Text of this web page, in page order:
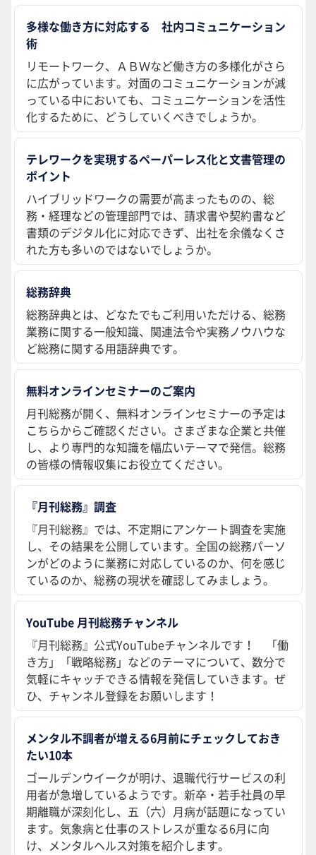
多様な働き方に対応する 社内コミュニケーション
術
リモートワーク、ＡＢＷなど働き方の多様化がさら
に広がっています。対面のコミュニケーションが減
っている中においても、コミュニケーションを活性
化するために、どうしていくべきでしょうか。
テレワークを実現するペーパーレス化と文書管理の
ポイント
ハイブリッドワークの需要が高まったものの、総
務・経理などの管理部門では、請求書や契約書など
書類のデジタル化に対応できず、出社を余儀なくさ
れた方も多いのではないでしょうか。
総務辞典
総務辞典とは、どなたでもご利用いただける、総務
業務に関する一般知識、関連法令や実務ノウハウな
ど総務に関する用語辞典です。
無料オンラインセミナーのご案内
月刊総務が開く、無料オンラインセミナーの予定は
こちらからご確認ください。さまざまな企業と共催
し、より専門的な知識を幅広いテーマで発信。総務
の皆様の情報収集にお役立てください。
『月刊総務』調査
『月刊総務』では、不定期にアンケート調査を実施
し、その結果を公開しています。全国の総務パーソ
ンがどのように業務に対応しているのか、何を感じ
ているのか、総務の現状を確認してみましょう。
YouTube 月刊総務チャンネル
『月刊総務』公式YouTubeチャンネルです！ 「働
き方」「戦略総務」などのテーマについて、数分で
気軽にキャッチできる情報を発信していきます。ぜ
ひ、チャンネル登録をお願いします！
メンタル不調者が増える6月前にチェックしておき
たい10本
ゴールデンウイークが明け、退職代行サービスの利
用者が急増しているようです。新卒・若手社員の早
期離職が深刻化し、五（六）月病が話題になってい
ます。気象病と仕事のストレスが重なる6月に向
け、メンタルヘルス対策を紹介します。